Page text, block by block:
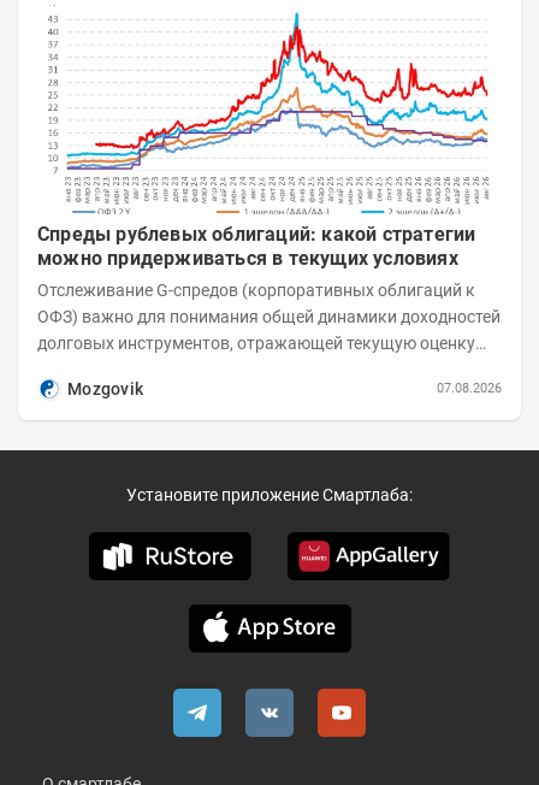
Спреды рублевых облигаций: какой стратегии
можно придерживаться в текущих условиях
Отслеживание G-спредов (корпоративных облигаций к
ОФЗ) важно для понимания общей динамики доходностей
долговых инструментов, отражающей текущую оценку
Mozgovik
07.08.2026
Установите приложение Смартлаба: